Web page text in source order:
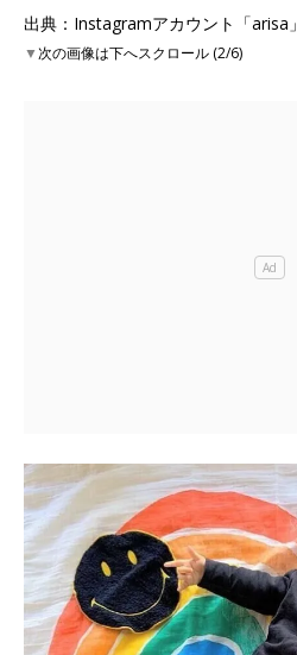
出典：Instagramアカウント「arisa」
▼次の画像は下へスクロール (2/6)